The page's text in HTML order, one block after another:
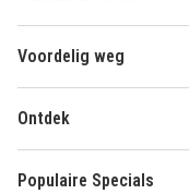
Voordelig weg
Ontdek
Populaire Specials